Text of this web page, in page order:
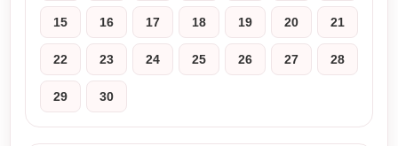
15 16 17 18 19 20 21
22 23 24 25 26 27 28
29 30